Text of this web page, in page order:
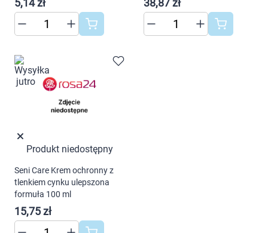
5,14 zł 38,87 zł
Produkt niedostępny
Seni Care Krem ochronny z
tlenkiem cynku ulepszona
formuła 100 ml
15,75 zł